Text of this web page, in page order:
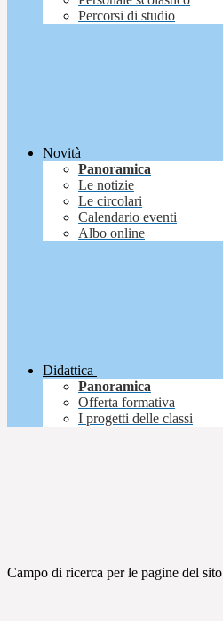
Percorsi di studio
Novità
Panoramica
Le notizie
Le circolari
Calendario eventi
Albo online
Didattica
Panoramica
Offerta formativa
I progetti delle classi
Campo di ricerca per le pagine del sito